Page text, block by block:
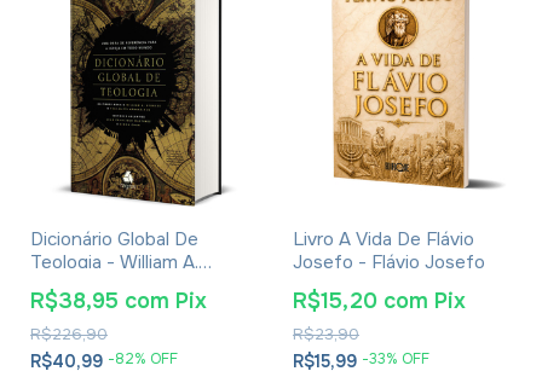
Dicionário Global De
Teologia - William A.
Dyrness
R$40,99 -82% OFF
R$226,90
R$38,95 com Pix
Livro A Vida De Flávio
Josefo - Flávio Josefo
R$15,99 -33% OFF
R$23,90
R$15,20 com Pix